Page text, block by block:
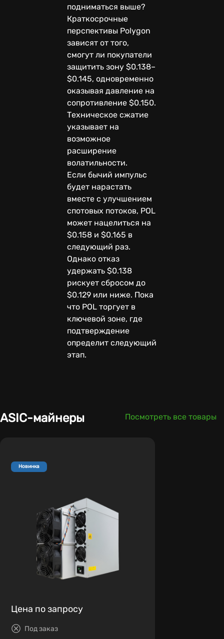
подниматься выше?
Краткосрочные
перспективы Polygon
зависят от того,
смогут ли покупатели
защитить зону $0.138–
$0.145, одновременно
оказывая давление на
сопротивление $0.150.
Техническое сжатие
указывает на
возможное
расширение
волатильности.
Если бычий импульс
будет нарастать
вместе с улучшением
спотовых потоков, POL
может нацелиться на
$0.158 и $0.165 в
следующий раз.
Однако отказ
удержать $0.138
рискует сбросом до
$0.129 или ниже. Пока
что POL торгует в
ключевой зоне, где
подтверждение
определит следующий
этап.
ASIC-майнеры Посмотреть все товары
Новинка
Цена по запросу
Под заказ